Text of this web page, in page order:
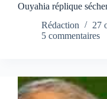
Ouyahia réplique
Rédaction
27
5 commentaires